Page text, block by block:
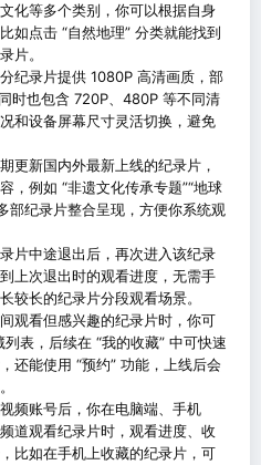
化等多个类别，你可以根据自身
如点击 “自然地理” 分类就能找到
片。
分纪录片提供 1080P 高清画质，部
时也包含 720P、480P 等不同清
和设备屏幕尺寸灵活切换，避免
更新国内外最新上线的纪录片，
，例如 “非遗文化传承专题”“地球
部纪录片整合呈现，方便你系统观
片中途退出后，再次进入该纪录
上次退出时的观看进度，无需手
较长的纪录片分段观看场景。
观看但感兴趣的纪录片时，你可
表，后续在 “我的收藏” 中可快速
还能使用 “预约” 功能，上线后会
频账号后，你在电脑端、手机
道观看纪录片时，观看进度、收
比如在手机上收藏的纪录片，可